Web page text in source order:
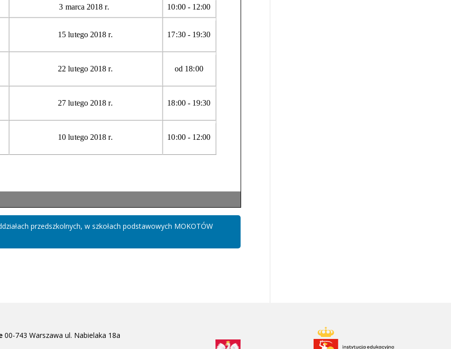
przedszkolnych, w szkołach podstawowych MOKOTÓW
00-743 Warszawa ul. Nabielaka 18a